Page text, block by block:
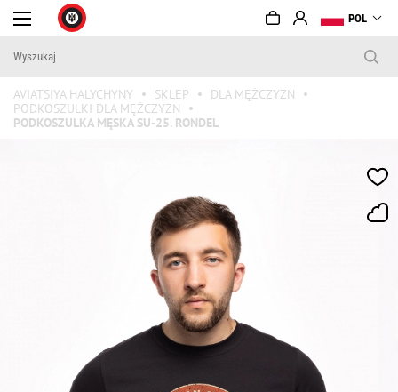
POL
AVIATSIYA HALYCHYNY SKLEP
DLA MĘŻCZYZN
PODKOSZULKI DLA MĘŻCZYZN
PODKOSZULKA MĘSKA SU-25. RONDEL